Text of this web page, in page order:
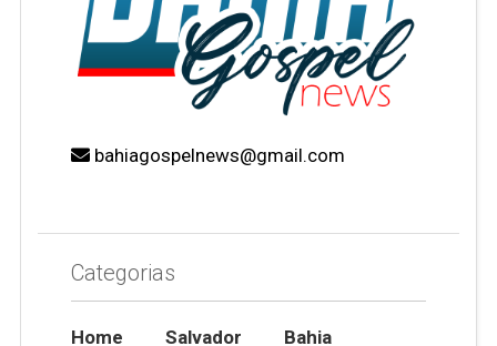
bahiagospelnews@gmail.com
Categorias
Home Salvador Bahia